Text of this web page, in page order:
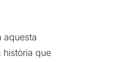
aquesta
història que